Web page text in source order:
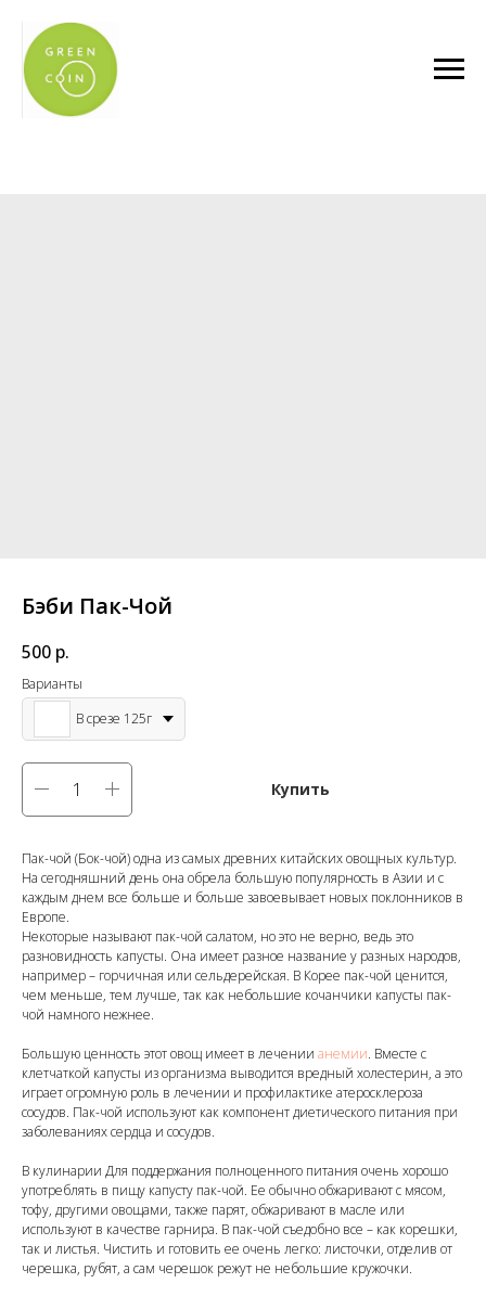
Бэби Пак-Чой
500 р.
Варианты
В срезе 125г
Купить
Пак-чой (Бок-чой) одна из самых древних китайских овощных культур.
На сегодняшний день она обрела большую популярность в Азии и с
каждым днем все больше и больше завоевывает новых поклонников в
Европе.
Некоторые называют пак-чой салатом, но это не верно, ведь это
разновидность капусты. Она имеет разное название у разных народов,
например – горчичная или сельдерейская. В Корее пак-чой ценится,
чем меньше, тем лучше, так как небольшие кочанчики капусты пак-
чой намного нежнее.
Большую ценность этот овощ имеет в лечении анемии. Вместе с
клетчаткой капусты из организма выводится вредный холестерин, а это
играет огромную роль в лечении и профилактике атеросклероза
сосудов. Пак-чой используют как компонент диетического питания при
заболеваниях сердца и сосудов.
В кулинарии Для поддержания полноценного питания очень хорошо
употреблять в пищу капусту пак-чой. Ее обычно обжаривают с мясом,
тофу, другими овощами, также парят, обжаривают в масле или
используют в качестве гарнира. В пак-чой съедобно все – как корешки,
так и листья. Чистить и готовить ее очень легко: листочки, отделив от
черешка, рубят, а сам черешок режут не небольшие кружочки.